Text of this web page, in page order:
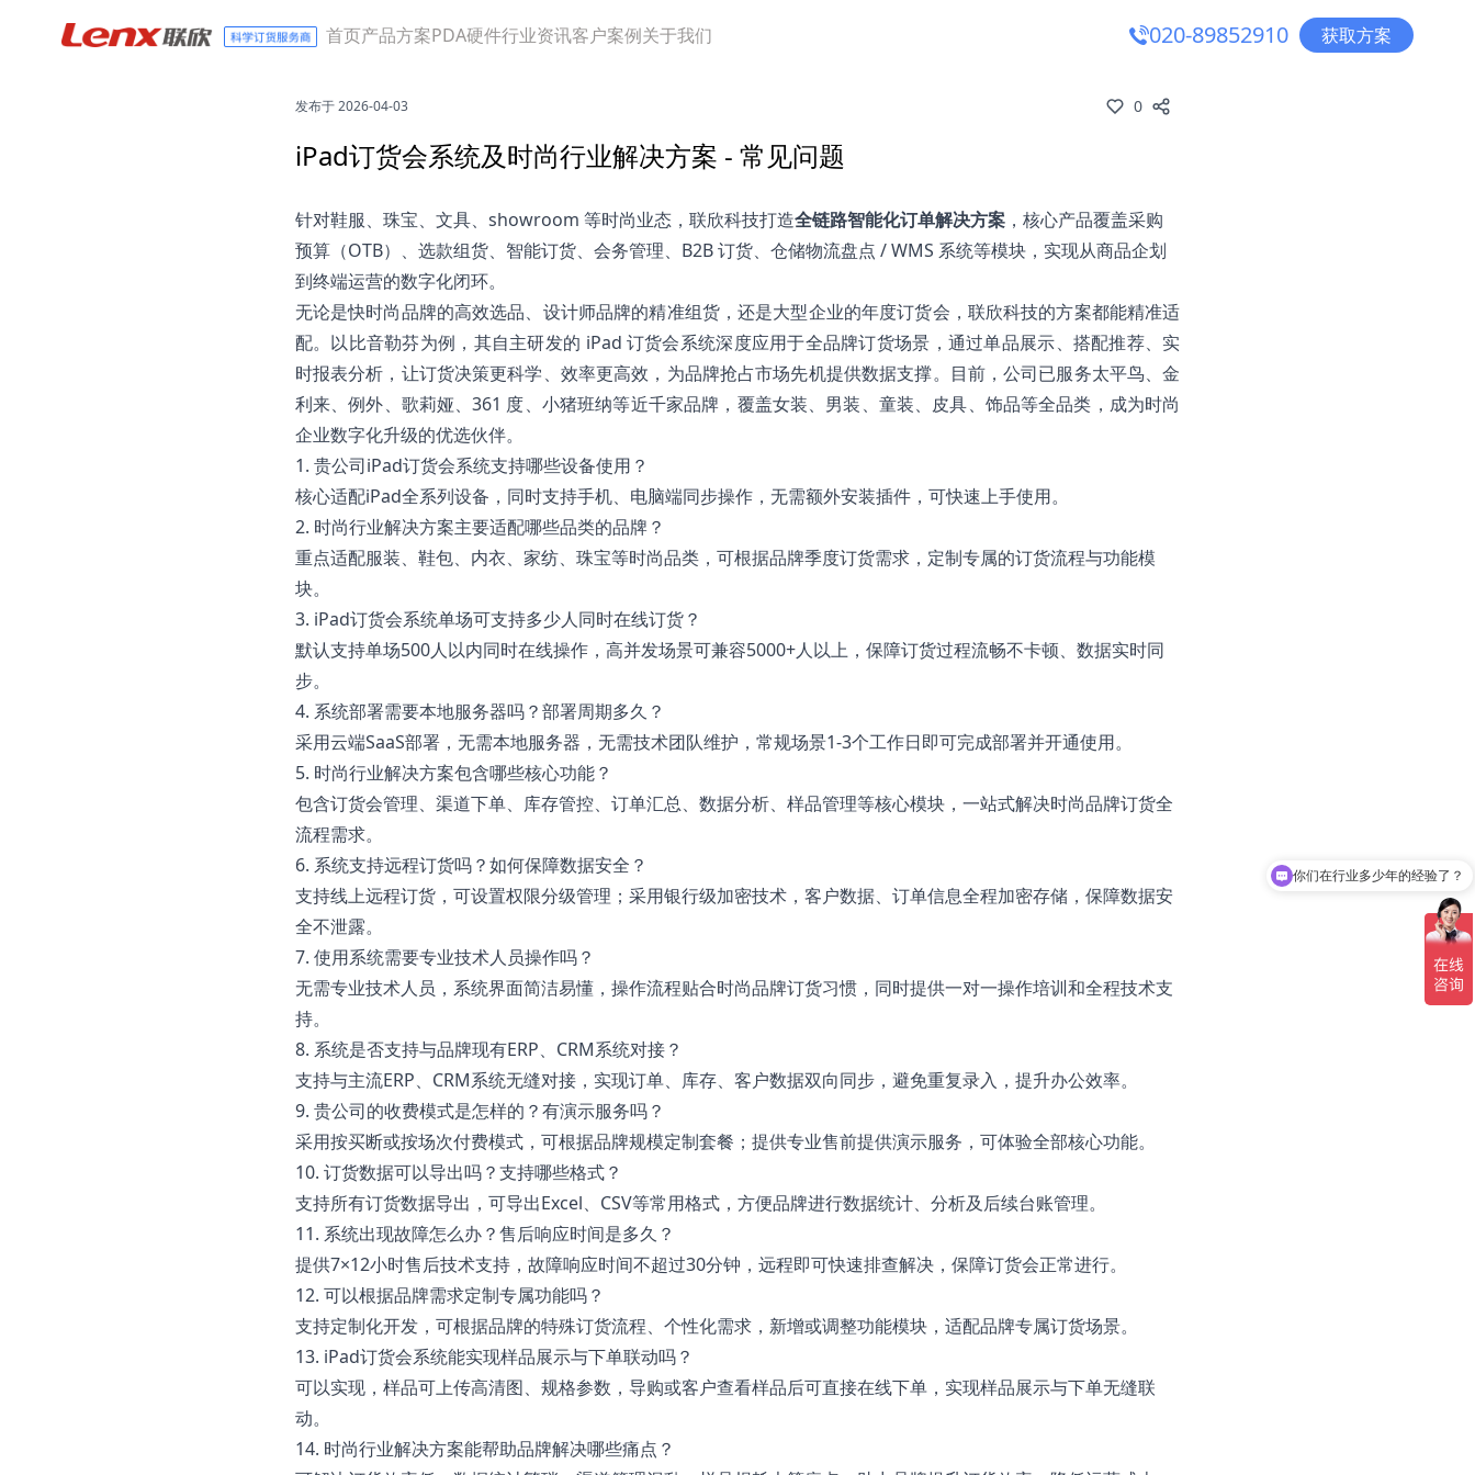
首页产品方案PDA硬件行业资讯客户案例关于我们 020-89852910 获取方案
发布于 2026-04-03 0
iPad订货会系统及时尚行业解决方案 - 常见问题
针对鞋服、珠宝、文具、showroom 等时尚业态，联欣科技打造全链路智能化订单解决方案，核心产品覆盖采购
预算（OTB）、选款组货、智能订货、会务管理、B2B 订货、仓储物流盘点 / WMS 系统等模块，实现从商品企划
到终端运营的数字化闭环。
无论是快时尚品牌的高效选品、设计师品牌的精准组货，还是大型企业的年度订货会，联欣科技的方案都能精准适
配。以比音勒芬为例，其自主研发的 iPad 订货会系统深度应用于全品牌订货场景，通过单品展示、搭配推荐、实
时报表分析，让订货决策更科学、效率更高效，为品牌抢占市场先机提供数据支撑。目前，公司已服务太平鸟、金
利来、例外、歌莉娅、361 度、小猪班纳等近千家品牌，覆盖女装、男装、童装、皮具、饰品等全品类，成为时尚
企业数字化升级的优选伙伴。
1. 贵公司iPad订货会系统支持哪些设备使用？
核心适配iPad全系列设备，同时支持手机、电脑端同步操作，无需额外安装插件，可快速上手使用。
2. 时尚行业解决方案主要适配哪些品类的品牌？
重点适配服装、鞋包、内衣、家纺、珠宝等时尚品类，可根据品牌季度订货需求，定制专属的订货流程与功能模
块。
3. iPad订货会系统单场可支持多少人同时在线订货？
默认支持单场500人以内同时在线操作，高并发场景可兼容5000+人以上，保障订货过程流畅不卡顿、数据实时同
步。
4. 系统部署需要本地服务器吗？部署周期多久？
采用云端SaaS部署，无需本地服务器，无需技术团队维护，常规场景1-3个工作日即可完成部署并开通使用。
5. 时尚行业解决方案包含哪些核心功能？
包含订货会管理、渠道下单、库存管控、订单汇总、数据分析、样品管理等核心模块，一站式解决时尚品牌订货全
流程需求。
6. 系统支持远程订货吗？如何保障数据安全？
支持线上远程订货，可设置权限分级管理；采用银行级加密技术，客户数据、订单信息全程加密存储，保障数据安
全不泄露。
7. 使用系统需要专业技术人员操作吗？
无需专业技术人员，系统界面简洁易懂，操作流程贴合时尚品牌订货习惯，同时提供一对一操作培训和全程技术支
持。
8. 系统是否支持与品牌现有ERP、CRM系统对接？
支持与主流ERP、CRM系统无缝对接，实现订单、库存、客户数据双向同步，避免重复录入，提升办公效率。
9. 贵公司的收费模式是怎样的？有演示服务吗？
采用按买断或按场次付费模式，可根据品牌规模定制套餐；提供专业售前提供演示服务，可体验全部核心功能。
10. 订货数据可以导出吗？支持哪些格式？
支持所有订货数据导出，可导出Excel、CSV等常用格式，方便品牌进行数据统计、分析及后续台账管理。
11. 系统出现故障怎么办？售后响应时间是多久？
提供7×12小时售后技术支持，故障响应时间不超过30分钟，远程即可快速排查解决，保障订货会正常进行。
12. 可以根据品牌需求定制专属功能吗？
支持定制化开发，可根据品牌的特殊订货流程、个性化需求，新增或调整功能模块，适配品牌专属订货场景。
13. iPad订货会系统能实现样品展示与下单联动吗？
可以实现，样品可上传高清图、规格参数，导购或客户查看样品后可直接在线下单，实现样品展示与下单无缝联
动。
14. 时尚行业解决方案能帮助品牌解决哪些痛点？
你们在行业多少年的经验了？